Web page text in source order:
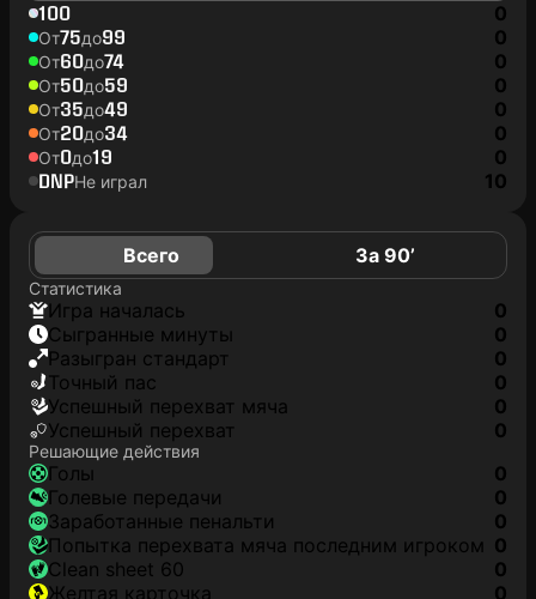
100 0
От75до99 0
От60до74 0
От50до59 0
От35до49 0
От20до34 0
От0до19 0
DNPНе играл 10
Всего За 90’
Статистика
игра началась
0
сыгранные минуты
0
разыгран стандарт
0
точный пас
0
успешный перехват мяча
0
успешный перехват
0
Решающие действия
голы
0
голевые передачи
0
заработанные пенальти
0
попытка перехвата мяча последним игроком 0
clean sheet 60
0
желтая карточка
0